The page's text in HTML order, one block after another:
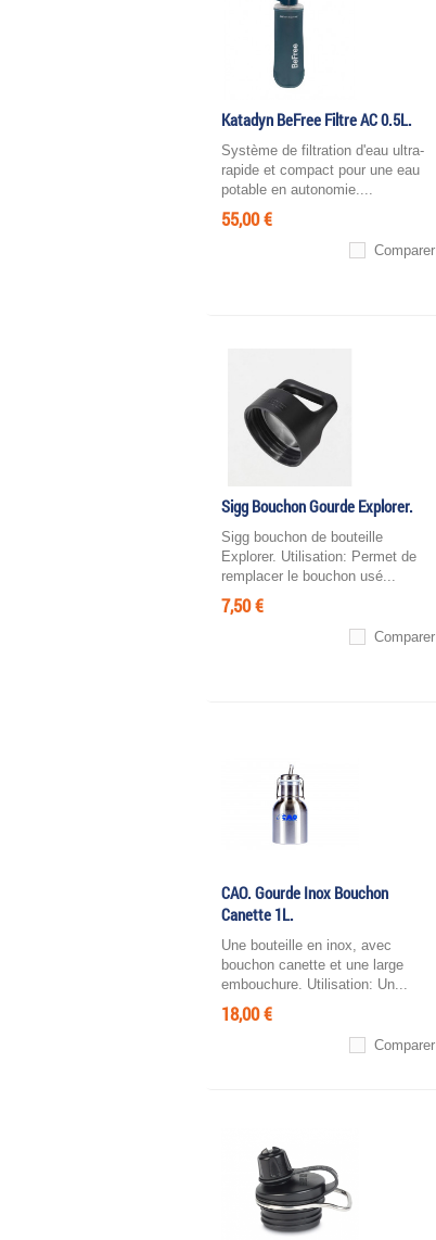
Katadyn BeFree Filtre AC 0.5L.
Système de filtration d'eau ultra-
rapide et compact pour une eau
potable en autonomie....
55,00 €
Comparer
Sigg Bouchon Gourde Explorer.
Sigg bouchon de bouteille
Explorer. Utilisation: Permet de
remplacer le bouchon usé...
7,50 €
Comparer
CAO. Gourde Inox Bouchon
Canette 1L.
Une bouteille en inox, avec
bouchon canette et une large
embouchure. Utilisation: Un...
18,00 €
Comparer